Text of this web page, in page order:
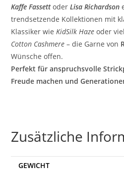
Kaffe FassettoderLisa Richardson
trendsetzende Kollektionen mit
Klassiker wieKidSilk Haze oder
Cotton Cashmere – die Garne von
Wünsche offen.
Perfekt für anspruchsvolle
Freude machen und
Zusätzliche
GEWICHT